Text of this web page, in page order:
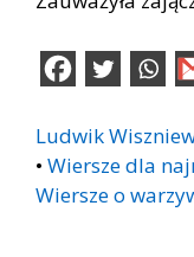
Ludwik
• Wiersze dla
Wiersze o